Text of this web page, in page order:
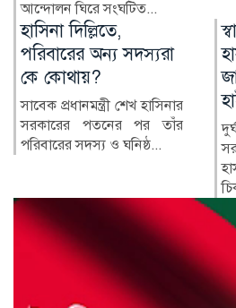
স্বাস্থ্য সচিবকে সব
হাসপাতালে সার্কুলার
জারি করতে হবে:
হাইকোর্ট
দুর্ঘটনায় আহত ব্যক্তিদের
সরকারি ও বেসরকারি সব